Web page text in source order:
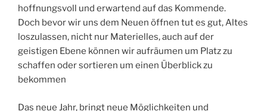
hoffnungsvoll und erwartend auf das Kommende.
Doch bevor wir uns dem Neuen öffnen tut es gut, Altes
loszulassen, nicht nur Materielles, auch auf der
geistigen Ebene können wir aufräumen um Platz zu
schaffen oder sortieren um einen Überblick zu
bekommen
Das neue Jahr, bringt neue Möglichkeiten und